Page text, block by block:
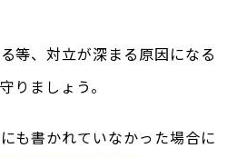
等、対立が深まる原因になる
りましょう。
も書かれていなかった場合に